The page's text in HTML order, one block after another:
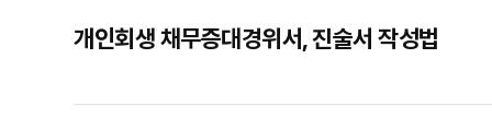
개인회생 채무증대경위서, 진술서 작성법